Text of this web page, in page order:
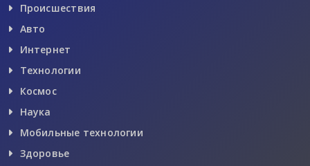
Происшествия
Авто
Интернет
Технологии
Космос
Наука
Мобильные технологии
Здоровье